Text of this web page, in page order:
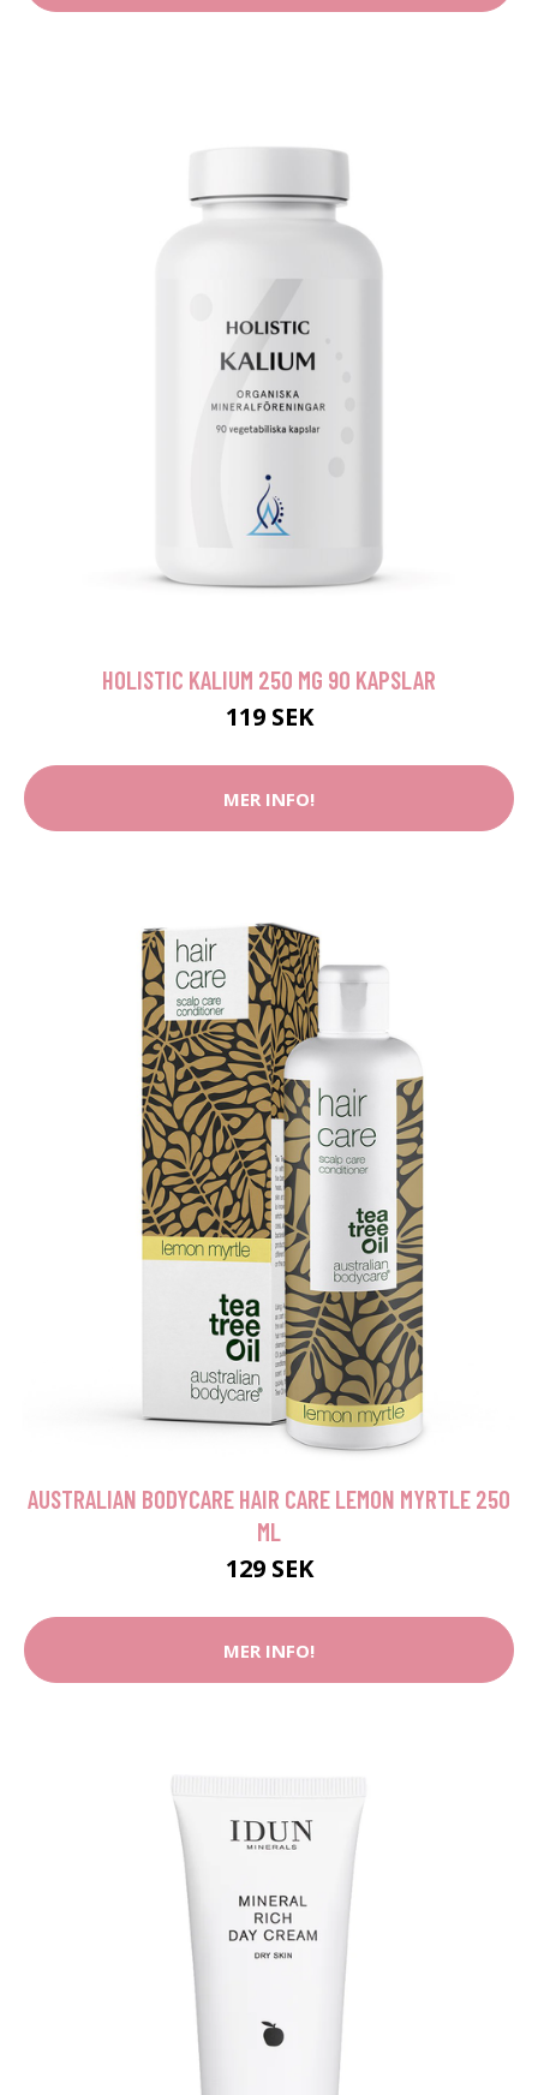
HOLISTIC KALIUM 250 MG 90 KAPSLAR
119 SEK
MER INFO!
AUSTRALIAN BODYCARE HAIR CARE LEMON MYRTLE 250
ML
129 SEK
MER INFO!